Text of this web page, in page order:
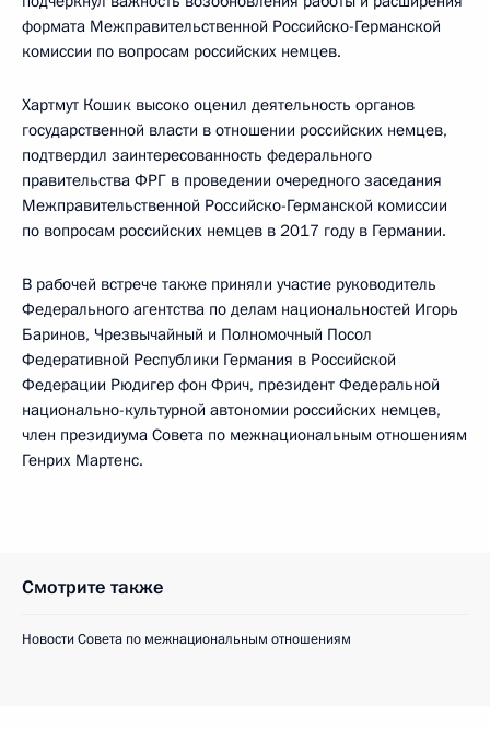
формата Межправительственной Российско-Германской
комиссии по вопросам российских немцев.
Хартмут Кошик высоко оценил деятельность органов
государственной власти в отношении российских немцев,
подтвердил заинтересованность федерального
правительства ФРГ в проведении очередного заседания
Межправительственной Российско-Германской комиссии
по вопросам российских немцев в 2017 году в Германии.
В рабочей встрече также приняли участие руководитель
Федерального агентства по делам национальностей Игорь
Баринов, Чрезвычайный и Полномочный Посол
Федеративной Республики Германия в Российской
Федерации Рюдигер фон Фрич, президент Федеральной
национально-культурной автономии российских немцев,
член президиума Совета по межнациональным отношениям
Генрих Мартенс.
Смотрите также
Новости Совета по межнациональным отношениям